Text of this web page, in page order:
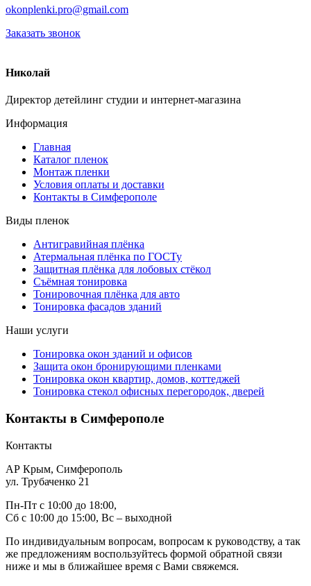
okonplenki.pro@gmail.com
Заказать звонок
Николай
Директор детейлинг студии и интернет-магазина
Информация
Главная
Каталог пленок
Монтаж пленки
Условия оплаты и доставки
Контакты в Симферополе
Виды пленок
Антигравийная плёнка
Атермальная плёнка по ГОСТу
Защитная плёнка для лобовых стёкол
Съёмная тонировка
Тонировочная плёнка для авто
Тонировка фасадов зданий
Наши услуги
Тонировка окон зданий и офисов
Защита окон бронирующими пленками
Тонировка окон квартир, домов, коттеджей
Тонировка стекол офисных перегородок, дверей
Контакты в Симферополе
Контакты
АР Крым, Симферополь
ул. Трубаченко 21
Пн-Пт с 10:00 до 18:00,
Сб с 10:00 до 15:00, Вс – выходной
По индивидуальным вопросам, вопросам к руководству, а так
же предложениям воспользуйтесь формой обратной связи
ниже и мы в ближайшее время с Вами свяжемся.